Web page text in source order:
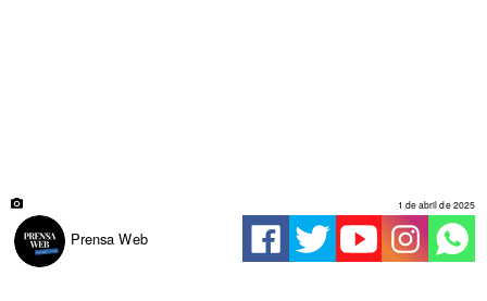
Prensa Web
1 de abril de 2025